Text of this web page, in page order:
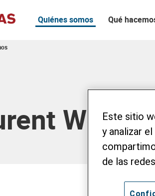
Quiénes somos Qué
Wehrli
Este sitio
y analizar
de las